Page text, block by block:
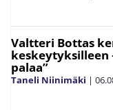
Valtteri Bottas
keskeytyksilleen
palaa”
Taneli Niinimäki |